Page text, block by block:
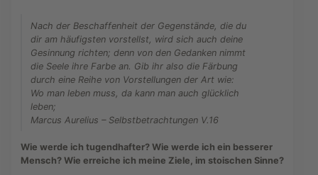
Nach der Beschaffenheit der Gegenstände, die du
dir am häufigsten vorstellst, wird sich auch deine
Gesinnung richten; denn von den Gedanken nimmt
die Seele ihre Farbe an. Gib ihr also die Färbung
durch eine Reihe von Vorstellungen der Art wie:
Wo man leben muss, da kann man auch glücklich
leben;
Marcus Aurelius – Selbstbetrachtungen V.16
Wie werde ich tugendhafter? Wie werde ich ein besserer
Mensch? Wie erreiche ich meine Ziele, im stoischen Sinne?